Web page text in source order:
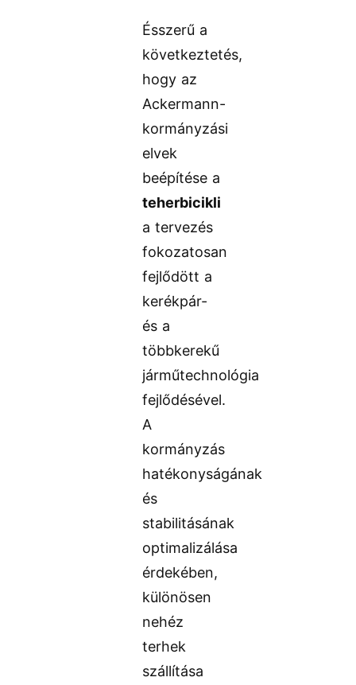
Ésszerű a
következtetés,
hogy az
Ackermann-
kormányzási
elvek
beépítése a
teherbicikli
a tervezés
fokozatosan
fejlődött a
kerékpár-
és a
többkerekű
járműtechnológia
fejlődésével.
A
kormányzás
hatékonyságának
és
stabilitásának
optimalizálása
érdekében,
különösen
nehéz
terhek
szállítása